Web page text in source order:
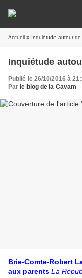
Accueil » Inquiétude autour de
Inquiétude
Publié le 26/10/2016 à
Par le blog de la Cavam
Brie-Comte-Robert
aux parents La